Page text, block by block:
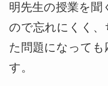
明先生の授業を聞
ので忘れにくく、
た問題になって
す。